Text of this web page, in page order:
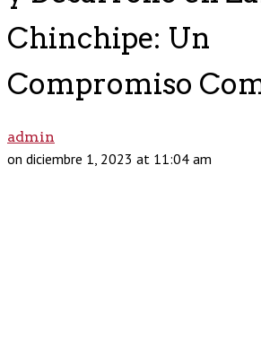
Chinchipe: Un
Compromiso
admin
on diciembre 1, 2023 at 11:04 am